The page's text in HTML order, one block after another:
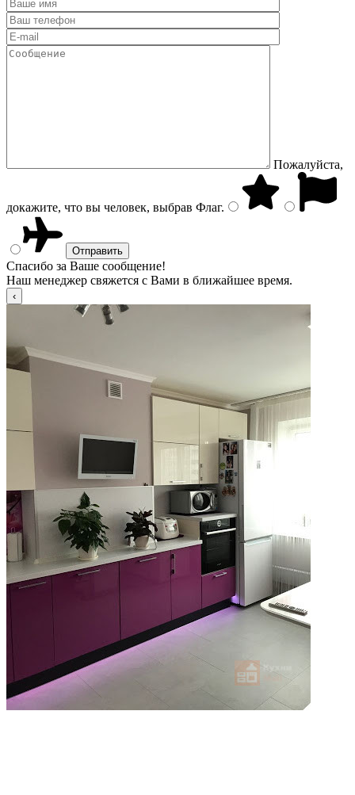
Пожалуйста,
докажите, что вы человек, выбрав Флаг.
Спасибо за Ваше сообщение!
Наш менеджер свяжется с Вами в ближайшее время.